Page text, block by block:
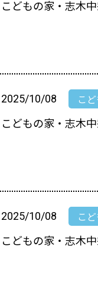
こどもの家・志
2025/10/08 こ
こどもの家・志木
2025/10/08 こ
こどもの家・志木